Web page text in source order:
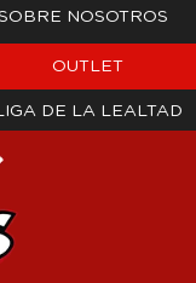
NOSOTROS
OUTLET
DE LA LEALTAD